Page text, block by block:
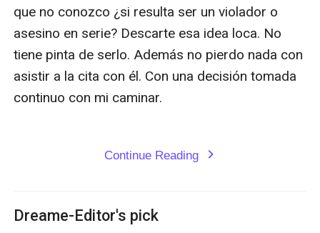
que no conozco ¿si resulta ser un violador o
asesino en serie? Descarte esa idea loca. No
tiene pinta de serlo. Además no pierdo nada con
asistir a la cita con él. Con una decisión tomada
continuo con mi caminar.
Continue Reading expand_more
Dreame-Editor's pick